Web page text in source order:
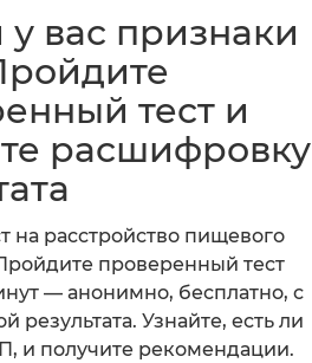
у вас признаки
тест и
расшифровку
на расстройство пищевого
проверенный тест
— анонимно, бесплатно, с
результата. Узнайте, есть ли
и получите рекомендации.